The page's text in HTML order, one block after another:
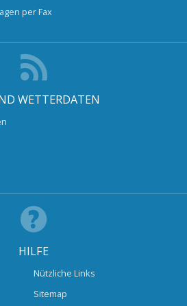
per Fax
WETTERDATEN
HILFE
Nützliche Links
Sitemap